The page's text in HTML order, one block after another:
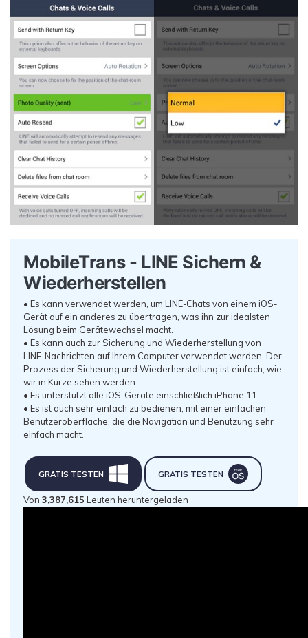
MobileTrans - LINE Sichern &
Wiederherstellen
• Es kann verwendet werden, um LINE-Chats von einem iOS-
Gerät auf ein anderes zu übertragen, was ihn zur idealsten
Lösung beim Gerätewechsel macht.
• Es kann auch zur Sicherung und Wiederherstellung von
LINE-Nachrichten auf Ihrem Computer verwendet werden. Der
Prozess der Sicherung und Wiederherstellung ist einfach, wie
wir in Kürze sehen werden.
• Es unterstützt alle iOS-Geräte einschließlich iPhone 11.
• Es ist auch sehr einfach zu bedienen, mit einer einfachen
Benutzeroberfläche, die die Navigation und Benutzung sehr
einfach macht.
GRATIS TESTEN GRATIS TESTEN
Von3,387,615 Leuten heruntergeladen